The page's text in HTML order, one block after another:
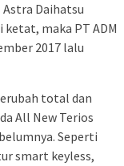
Daihatsu
maka PT ADM
2017 lalu
total dan
All New Terios
Seperti
smart keyless,